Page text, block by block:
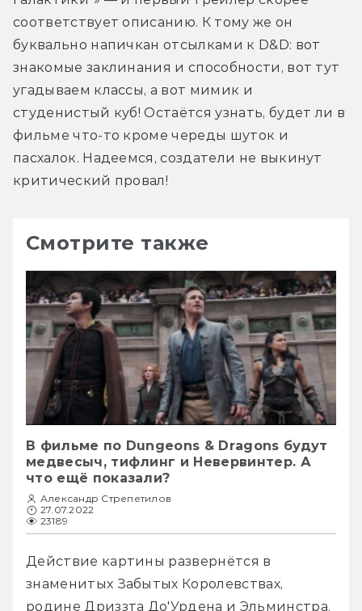
соответствует описанию. К тому же он
буквально напичкан отсылками к D&D: вот
знакомые заклинания и способности, вот тут
угадываем классы, а вот мимик и
студенистый куб! Остаётся узнать, будет ли в
фильме что-то кроме череды шуток и
пасхалок. Надеемся, создатели не выкинут
критический провал!
Смотрите также
В фильме по Dungeons & Dragons будут
медвесыч, тифлинг и Невервинтер. А
что ещё показали?
Александр Стрепетилов
27.07.2022
23189
Действие картины развернётся в
знаменитых Забытых Королевствах,
родине Дриззта До'Урдена и Эльминстра.